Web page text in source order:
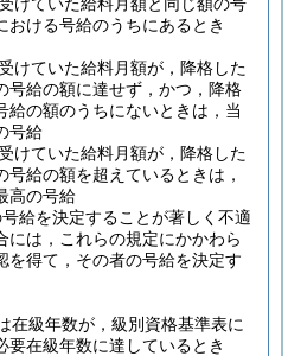
おける号給のうちにあるとき
けていた給料月額が，降格した
号給の額に達せず，かつ，降格
給の額のうちにないときは，当
号給
けていた給料月額が，降格した
給の額を超えているときは，
高の号給
給を決定することが著しく不適
には，これらの規定にかかわら
を得て，その者の号給を決定す
在級年数が，級別資格基準表に
要在級年数に達しているとき